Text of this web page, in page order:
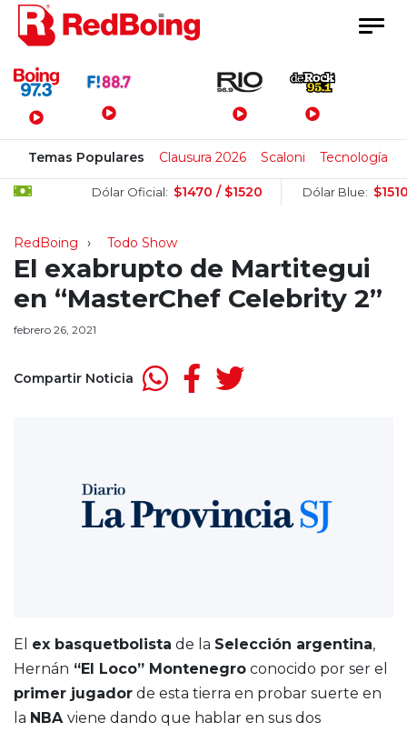
Menú Principal
Temas Populares Clausura 2026 Scaloni Tecnología
Dólar Oficial: $1470 / $1520 Dólar Blue: $1510 /
RedBoing Todo Show
El exabrupto de Martitegui
en “MasterChef Celebrity 2”
febrero 26, 2021
Compartir Noticia
El ex basquetbolista de la Selección argentina,
Hernán “El Loco” Montenegro conocido por ser el
primer jugador de esta tierra en probar suerte en
la NBA viene dando que hablar en sus dos